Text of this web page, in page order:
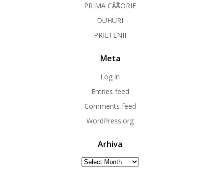
PRIMA CӐLӐTORIE
DUHURI
PRIETENII
Meta
Log in
Entries feed
Comments feed
WordPress.org
Arhiva
Arhiva